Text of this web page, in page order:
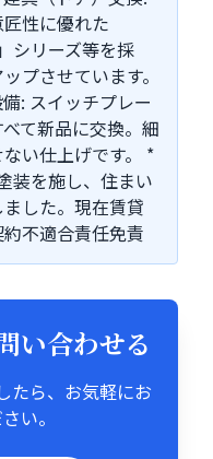
性に優れた
シリーズ等を採
プさせています。
: スイッチプレー
て新品に交換。細
い仕上げです。 *
装を施し、住まい
した。現在賃貸
不適合責任免責
い合わせる
たら、お気軽にお
い。